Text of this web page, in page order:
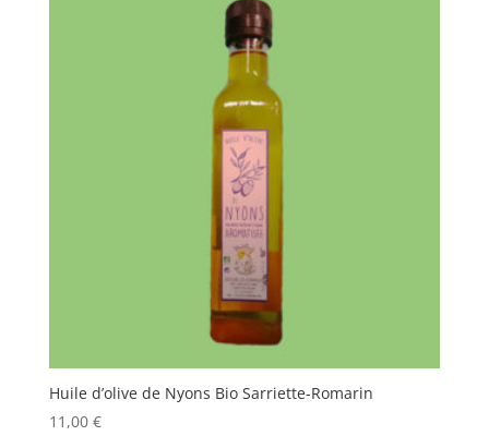
Huile d’olive de Nyons Bio Sarriette-Romarin
11,00 €